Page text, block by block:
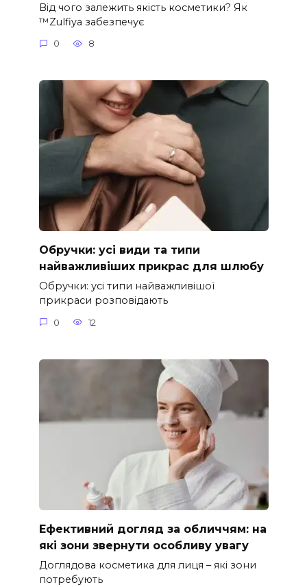
Від чого залежить якість косметики? Як
™Zulfiya забезпечує
0 8
Обручки: усі види та типи
найважливіших прикрас для шлюбу
Обручки: усі типи найважливішої
прикраси розповідають
0 12
Ефективний догляд за обличчям: на
які зони звернути особливу увагу
Доглядова косметика для лиця – які зони
потребують